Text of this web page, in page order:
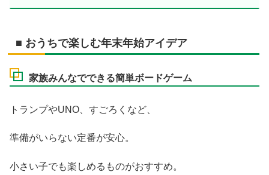
■ おうちで楽しむ年末年始アイデア
家族みんなでできる簡単ボードゲーム
トランプやUNO、すごろくなど、
準備がいらない定番が安心。
小さい子でも楽しめるものがおすすめ。